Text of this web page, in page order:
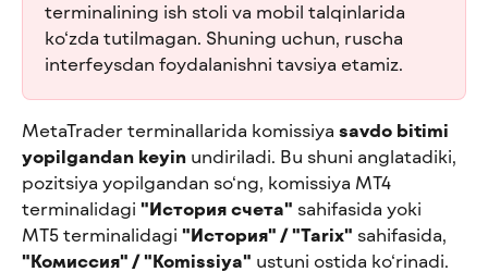
terminalining ish stoli va mobil talqinlarida
ko‘zda tutilmagan. Shuning uchun, ruscha
interfeysdan foydalanishni tavsiya etamiz.
MetaTrader terminallarida komissiya savdo bitimi
yopilgandan keyin undiriladi. Bu shuni anglatadiki,
pozitsiya yopilgandan so‘ng, komissiya MT4
terminalidagi "История счета" sahifasida yoki
MT5 terminalidagi "История" / "Tarix" sahifasida,
"Комиссия" / "Komissiya" ustuni ostida ko‘rinadi.